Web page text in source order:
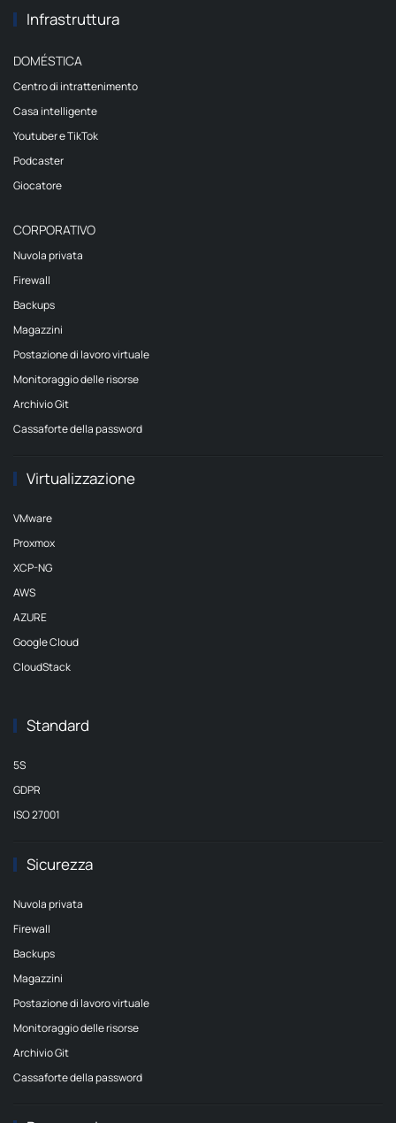
Infrastruttura
DOMÉSTICA
Centro di intrattenimento
Casa intelligente
Youtuber e TikTok
Podcaster
Giocatore
CORPORATIVO
Nuvola privata
Firewall
Backups
Magazzini
Postazione di lavoro virtuale
Monitoraggio delle risorse
Archivio Git
Cassaforte della password
Virtualizzazione
VMware
Proxmox
XCP-NG
AWS
AZURE
Google Cloud
CloudStack
Standard
5S
GDPR
ISO 27001
Sicurezza
Nuvola privata
Firewall
Backups
Magazzini
Postazione di lavoro virtuale
Monitoraggio delle risorse
Archivio Git
Cassaforte della password